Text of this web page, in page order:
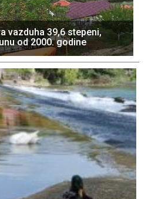
vazduha 39,6 stepeni,
od 2000. godine